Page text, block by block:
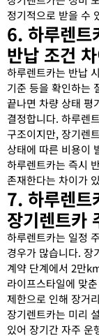
정기적으로 받을 수
6. 하루렌트
반납 조건
하루렌트카는 반납
기준 등을 확인하는
끝나면 차량 상태 평
결정합니다. 하루렌
구조이지만, 장기렌
상태에 따른 비용이
하루렌트카는 즉시
존재한다는 차이가
7. 하루렌트
장기렌트카
하루렌트카는 일정
경우가 많습니다. 장
계약 단계에서 2만
라이프스타일에 맞
제한으로 인해 장거
장기렌트카는 미리
있어 장기간 자주 운